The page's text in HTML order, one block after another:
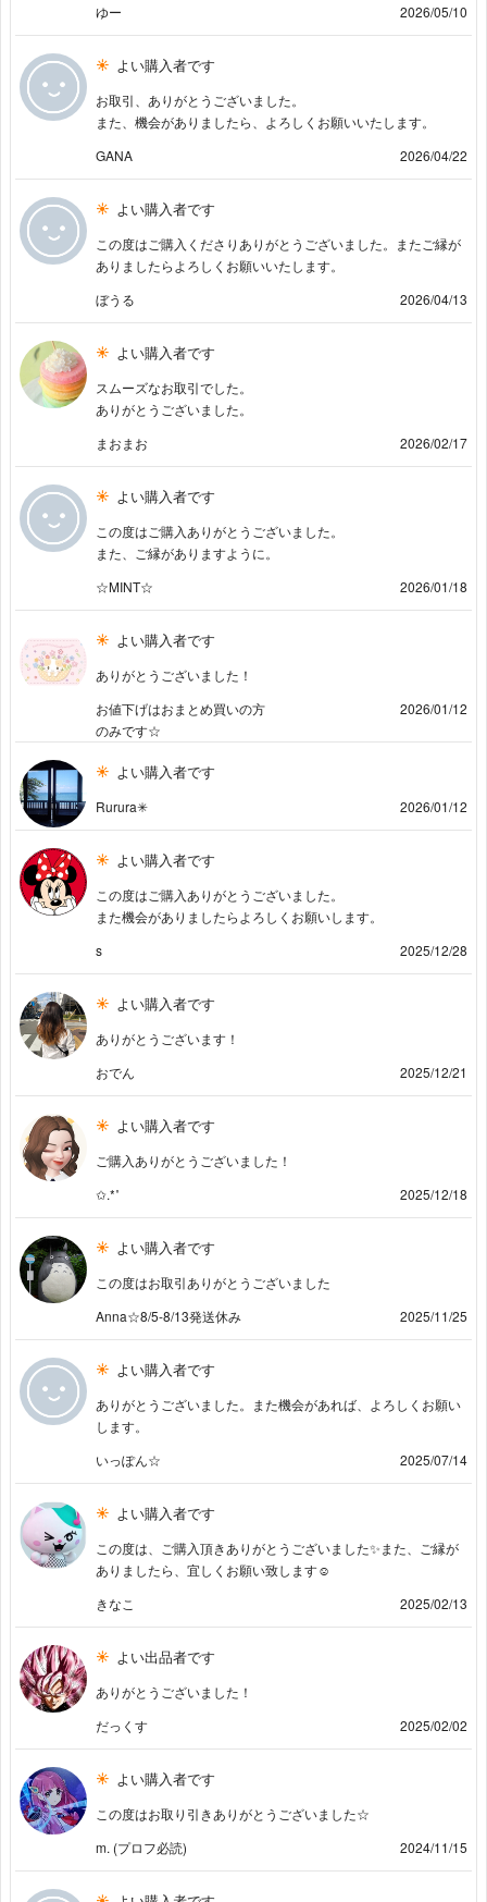
ゆー
2026/05/10
よい購入者です
お取引、ありがとうございました。
また、機会がありましたら、よろしくお願いいたします。
GANA
2026/04/22
よい購入者です
この度はご購入くださりありがとうございました。またご縁が
ありましたらよろしくお願いいたします。
ぼうる
2026/04/13
よい購入者です
スムーズなお取引でした。
ありがとうございました。
まおまお
2026/02/17
よい購入者です
この度はご購入ありがとうございました。
また、ご縁がありますように。
☆MINT☆
2026/01/18
よい購入者です
ありがとうございました！
お値下げはおまとめ買いの方
のみです☆
2026/01/12
よい購入者です
Rurura✳︎ 2026/01/12
よい購入者です
この度はご購入ありがとうございました。
また機会がありましたらよろしくお願いします。
s
2025/12/28
よい購入者です
ありがとうございます！
おでん
2025/12/21
よい購入者です
ご購入ありがとうございました！
✩.*˚
2025/12/18
よい購入者です
この度はお取引ありがとうございました
Anna☆8/5-8/13発送休み
2025/11/25
よい購入者です
ありがとうございました。また機会があれば、よろしくお願い
します。
いっぽん☆
2025/07/14
よい購入者です
この度は、ご購入頂きありがとうございました✨また、ご縁が
ありましたら、宜しくお願い致します☺️
きなこ
2025/02/13
よい出品者です
ありがとうございました！
だっくす
2025/02/02
よい購入者です
この度はお取り引きありがとうございました☆
m. (プロフ必読)
2024/11/15